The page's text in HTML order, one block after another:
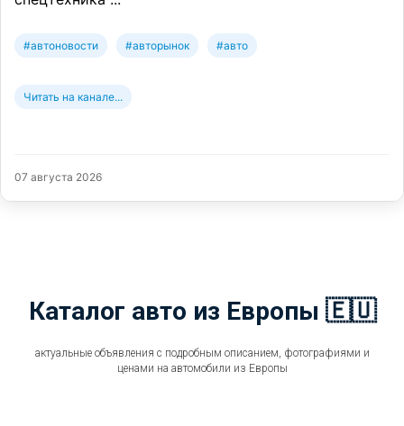
#автоновости #авторынок #авто
Читать на канале...
07 августа 2026
Каталог авто из Европы 🇪🇺
актуальные объявления с подробным описанием, фотографиями и
ценами на автомобили из Европы